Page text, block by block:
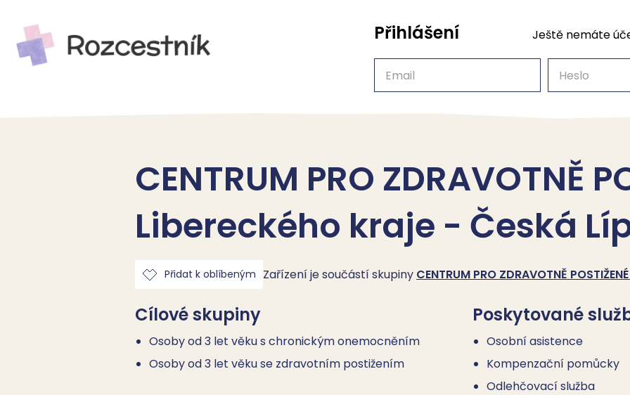
Přihlášení Ještě nemáte
CENTRUM PRO ZDRAVOTNĚ
Libereckého kraje - Česká
Přidat k oblíbeným Zařízení je součástí skupiny CENTRUM PRO ZDRAVOTNĚ
Cílové skupiny
Osoby od 3 let věku s chronickým onemocněním
Osoby od 3 let věku se zdravotním postižením
Poskytované
Osobní asistence
Kompenzační pomůcky
Odlehčovací služba